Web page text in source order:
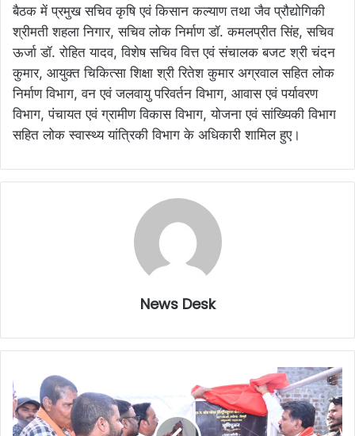
बैठक में प्रमुख सचिव कृषि एवं किसान कल्याण तथा जैव प्रौद्योगिकी
श्रीमती शहला निगार, सचिव लोक निर्माण डॉ. कमलप्रीत सिंह, सचिव
ऊर्जा डॉ. रोहित यादव, विशेष सचिव वित्त एवं संचालक बजट श्री चंदन
कुमार, आयुक्त चिकित्सा शिक्षा श्री रितेश कुमार अग्रवाल सहित लोक
निर्माण विभाग, वन एवं जलवायु परिवर्तन विभाग, आवास एवं पर्यावरण
विभाग, पंचायत एवं ग्रामीण विकास विभाग, योजना एवं सांख्यिकी विभाग
सहित लोक स्वास्थ्य यांत्रिकी विभाग के अधिकारी शामिल हुए।
News Desk